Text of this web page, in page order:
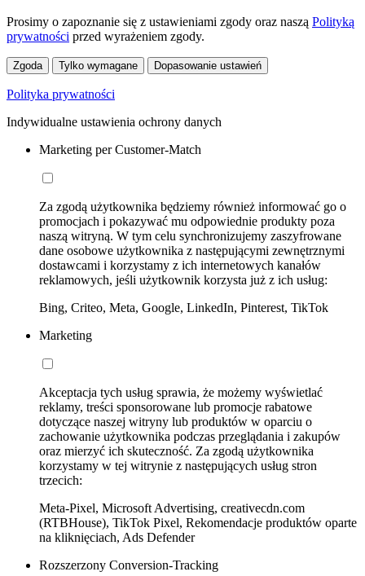
Prosimy o zapoznanie się z ustawieniami zgody oraz naszą Polityką
prywatności przed wyrażeniem zgody.
Zgoda Tylko wymagane Dopasowanie ustawień
Polityka prywatności
Indywidualne ustawienia ochrony danych
Marketing per Customer-Match
Za zgodą użytkownika będziemy również informować go o
promocjach i pokazywać mu odpowiednie produkty poza
naszą witryną. W tym celu synchronizujemy zaszyfrowane
dane osobowe użytkownika z następującymi zewnętrznymi
dostawcami i korzystamy z ich internetowych kanałów
reklamowych, jeśli użytkownik korzysta już z ich usług:
Bing, Criteo, Meta, Google, LinkedIn, Pinterest, TikTok
Marketing
Akceptacja tych usług sprawia, że możemy wyświetlać
reklamy, treści sponsorowane lub promocje rabatowe
dotyczące naszej witryny lub produktów w oparciu o
zachowanie użytkownika podczas przeglądania i zakupów
oraz mierzyć ich skuteczność. Za zgodą użytkownika
korzystamy w tej witrynie z następujących usług stron
trzecich:
Meta-Pixel, Microsoft Advertising, creativecdn.com
(RTBHouse), TikTok Pixel, Rekomendacje produktów oparte
na kliknięciach, Ads Defender
Rozszerzony Conversion-Tracking